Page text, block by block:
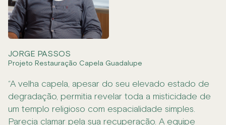
JORGE PASSOS
Projeto Restauração Capela Guadalupe
“A velha capela, apesar do seu elevado estado de
degradação, permitia revelar toda a misticidade de
um templo religioso com espacialidade simples.
Parecia clamar pela sua recuperação. A equipe